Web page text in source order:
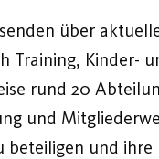
über
Training, Kinder-
rund 20
und
und